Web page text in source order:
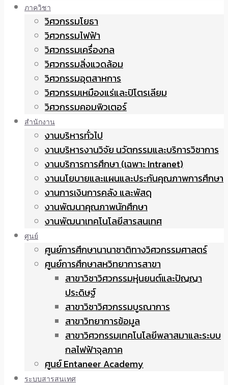
ภาควิชา
วิศวกรรมโยธา
วิศวกรรมไฟฟ้า
วิศวกรรมเครื่องกล
วิศวกรรมสิ่งแวดล้อม
วิศวกรรมอุตสาหการ
วิศวกรรมเหมืองแร่และปิโตรเลียม
วิศวกรรมคอมพิวเตอร์
สำนักงาน
งานบริหารทั่วไป
งานบริหารงานวิจัย นวัตกรรมและบริการวิชาการ
งานบริการการศึกษา (เฉพาะ Intranet)
งานนโยบายและแผนและประกันคุณภาพการศึกษา
งานการเงินการคลัง และพัสดุ
งานพัฒนาคุณภาพนักศึกษา
งานพัฒนาเทคโนโลยีสารสนเทศ
ศูนย์
ศูนย์การศึกษานานาชาติทางวิศวกรรมศาสตร์
ศูนย์การศึกษาสหวิทยาการสาขา
สาขาวิชาวิศวกรรมหุ่นยนต์และปัญญา
ประดิษฐ์
สาขาวิชาวิศวกรรมบูรณาการ
สาขาวิทยาการข้อมูล
สาขาวิศวกรรมเทคโนโลยีพลาสมาและระบบ
กลไฟฟ้าจุลภาค
ศูนย์ Entaneer Academy
ระบบสารสนเทศ